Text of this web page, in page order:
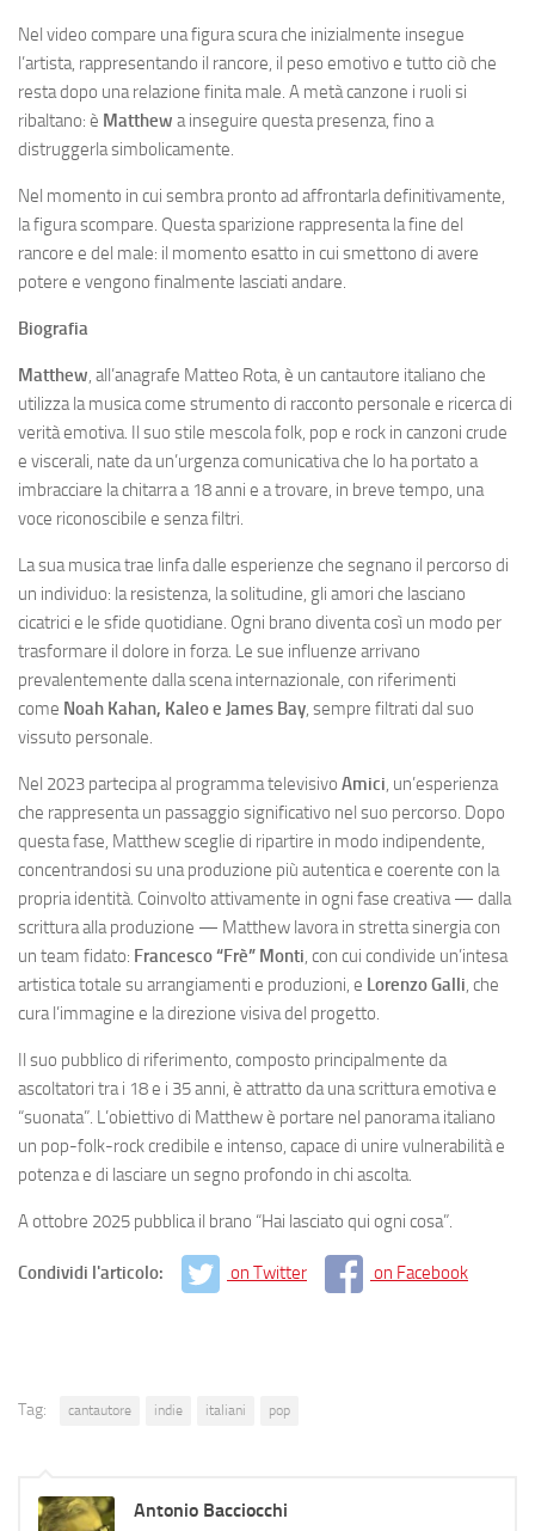
Nel video compare una figura scura che inizialmente insegue
l’artista, rappresentando il rancore, il peso emotivo e tutto ciò che
resta dopo una relazione finita male. A metà canzone i ruoli si
ribaltano: è Matthew a inseguire questa presenza, fino a
distruggerla simbolicamente.
Nel momento in cui sembra pronto ad affrontarla definitivamente,
la figura scompare. Questa sparizione rappresenta la fine del
rancore e del male: il momento esatto in cui smettono di avere
potere e vengono finalmente lasciati andare.
Biografia
Matthew, all’anagrafe Matteo Rota, è un cantautore italiano che
utilizza la musica come strumento di racconto personale e ricerca di
verità emotiva. Il suo stile mescola folk, pop e rock in canzoni crude
e viscerali, nate da un’urgenza comunicativa che lo ha portato a
imbracciare la chitarra a 18 anni e a trovare, in breve tempo, una
voce riconoscibile e senza filtri.
La sua musica trae linfa dalle esperienze che segnano il percorso di
un individuo: la resistenza, la solitudine, gli amori che lasciano
cicatrici e le sfide quotidiane. Ogni brano diventa così un modo per
trasformare il dolore in forza. Le sue influenze arrivano
prevalentemente dalla scena internazionale, con riferimenti
come Noah Kahan, Kaleo e James Bay, sempre filtrati dal suo
vissuto personale.
Nel 2023 partecipa al programma televisivo Amici, un’esperienza
che rappresenta un passaggio significativo nel suo percorso. Dopo
questa fase, Matthew sceglie di ripartire in modo indipendente,
concentrandosi su una produzione più autentica e coerente con la
propria identità. Coinvolto attivamente in ogni fase creativa — dalla
scrittura alla produzione — Matthew lavora in stretta sinergia con
un team fidato: Francesco “Frè” Monti, con cui condivide un’intesa
artistica totale su arrangiamenti e produzioni, e Lorenzo Galli, che
cura l’immagine e la direzione visiva del progetto.
Il suo pubblico di riferimento, composto principalmente da
ascoltatori tra i 18 e i 35 anni, è attratto da una scrittura emotiva e
“suonata”. L’obiettivo di Matthew è portare nel panorama italiano
un pop-folk-rock credibile e intenso, capace di unire vulnerabilità e
potenza e di lasciare un segno profondo in chi ascolta.
A ottobre 2025 pubblica il brano “Hai lasciato qui ogni cosa”.
Condividi l'articolo: on Twitter on Facebook
Tag: cantautore indie italiani pop
Antonio Bacciocchi